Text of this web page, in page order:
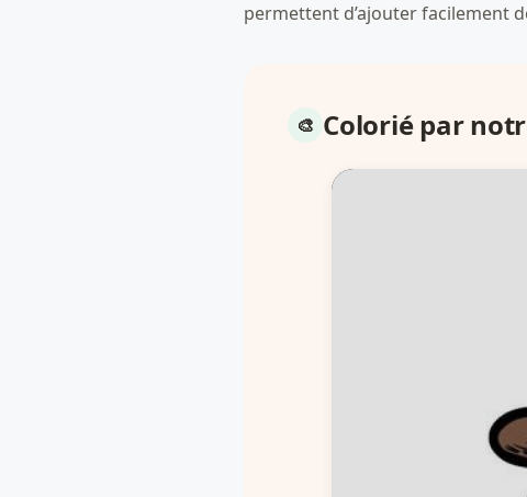
permettent d’ajouter facilement
Colorié par